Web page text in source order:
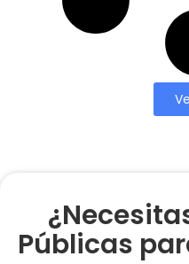
Públicas